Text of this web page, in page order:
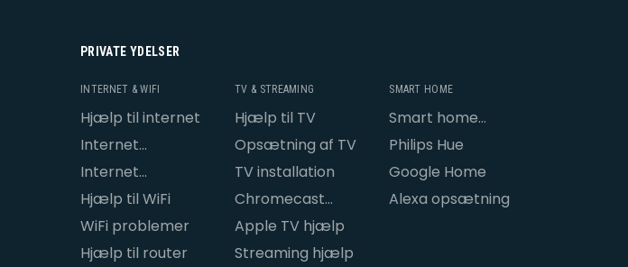
PRIVATE YDELSER
INTERNET & WIFI
Hjælp til internet
Internet
opsætning
Internet
problemer
Hjælp til WiFi
WiFi problemer
Hjælp til router
TV & STREAMING
Hjælp til TV
Opsætning af TV
TV installation
Chromecast
hjælp
Apple TV hjælp
Streaming hjælp
SMART HOME
Smart home
opsætning
Philips Hue
Google Home
Alexa opsætning